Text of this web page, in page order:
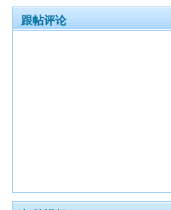
跟帖评论